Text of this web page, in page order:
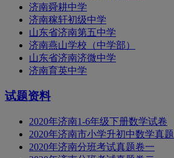
济南舜耕中学
济南稼轩初级中学
山东省济南第五中学
济南燕山学校（中学部）
山东省济南济微中学
济南育英中学
试题资料
2020年济南1-6年级下册数学试卷
2020年济南市小学升初中数学真题
2020年济南分班考试真题卷一